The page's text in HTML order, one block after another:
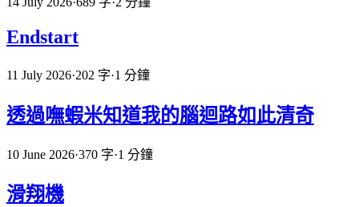
Endstart
11 July 2026·202 字·1 分鐘
透過嘸蝦米知道我的腦迴路如此清奇
10 June 2026·370 字·1 分鐘
滑翔機